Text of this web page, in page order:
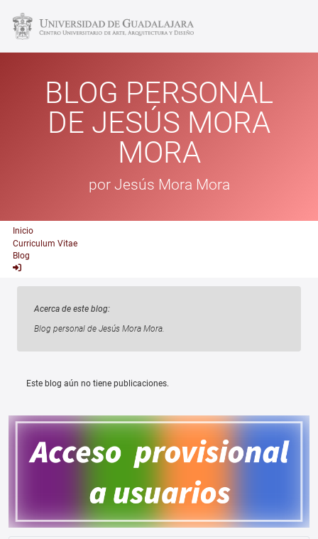
BLOG PERSONAL
DE JESÚS MORA
MORA
por Jesús Mora Mora
Inicio
Curriculum Vitae
Blog
Acerca de este blog:
Blog personal de Jesús Mora Mora.
Este blog aún no tiene publicaciones.